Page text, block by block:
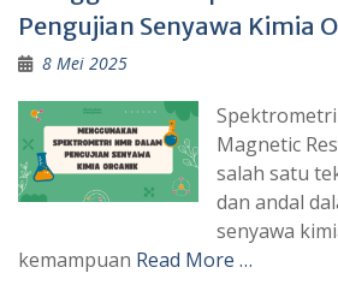
Pengujian Senyawa Kimia
8 Mei 2025
Magnetic
salah satu
dan andal
senyawa
kemampuan Read More …